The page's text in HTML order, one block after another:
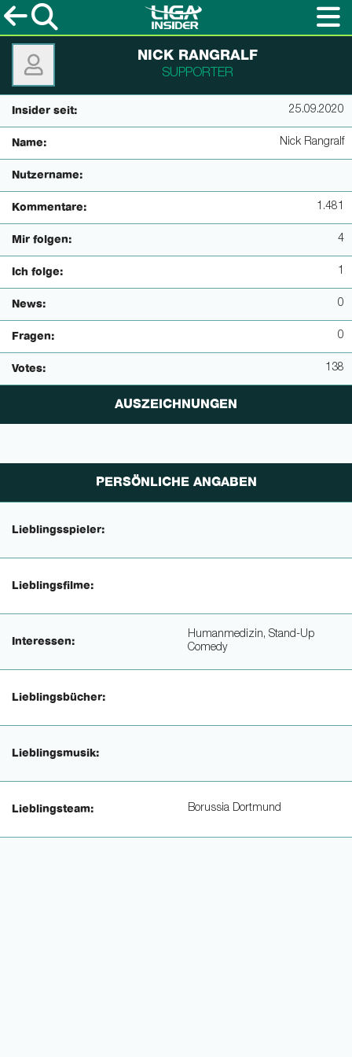
NICK RANGRALF
SUPPORTER
Insider seit: 25.09.2020
Name: Nick Rangralf
Nutzername:
Kommentare: 1.481
Mir folgen: 4
Ich folge: 1
News: 0
Fragen: 0
Votes: 138
AUSZEICHNUNGEN
PERSÖNLICHE ANGABEN
Lieblingsspieler:
Lieblingsfilme:
Interessen:
Humanmedizin, Stand-Up
Comedy
Lieblingsbücher:
Lieblingsmusik:
Lieblingsteam: Borussia Dortmund